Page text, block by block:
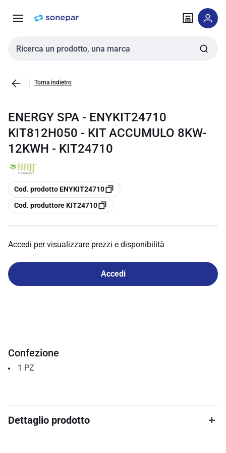
navigazione alla
Cerca input
Torna indietro
ENERGY SPA - ENYKIT24710
KIT812H050 - KIT ACCUMULO 8KW-
12KWH - KIT24710
copia
Cod. prodotto ENYKIT24710
copia
Cod. produttore KIT24710
Accedi per visualizzare prezzi e disponibilità
Accedi
Confezione
1 PZ
Dettaglio prodotto